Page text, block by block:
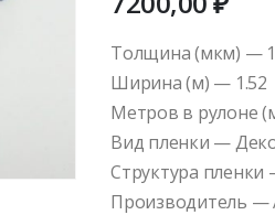
Толщина (мкм) —
Ширина (м) — 1.52
Метров в рулоне
Вид пленки —
Структура
Производитель —